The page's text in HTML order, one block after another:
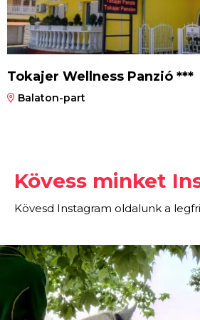
Tokajer Wellness Panzió ***
Balaton-part
Kövess minket
Kövesd Instagram oldalunk a